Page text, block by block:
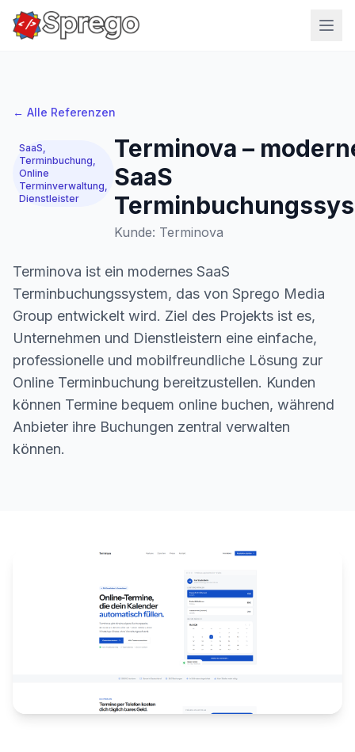
← Alle Referenzen
SaaS,
Terminbuchung,
Online
Terminverwaltung,
Dienstleister
Terminova –
SaaS
Kunde: Terminova
Terminova ist ein modernes SaaS
Terminbuchungssystem, das von Sprego Media
Group entwickelt wird. Ziel des Projekts ist es,
Unternehmen und Dienstleistern eine einfache,
professionelle und mobilfreundliche Lösung zur
Online Terminbuchung bereitzustellen. Kunden
können Termine bequem online buchen, während
Anbieter ihre Buchungen zentral verwalten
können.